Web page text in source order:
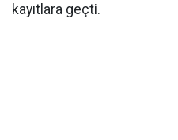
kayıtlara geçti.